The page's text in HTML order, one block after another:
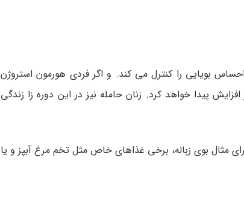
بویایی را کنترل می کند. و اگر فردی هورمون استروژن
پیدا خواهد کرد. زنان حامله نیز در این دوره زا زندگی
مثال بوی زباله، برخی غذاهای خاص مثل تخم مرغ آبپز و یا